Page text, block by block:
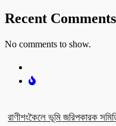
Recent Comments
No comments to show.
রাণীশংকৈলে ভূমি জরিপকারক